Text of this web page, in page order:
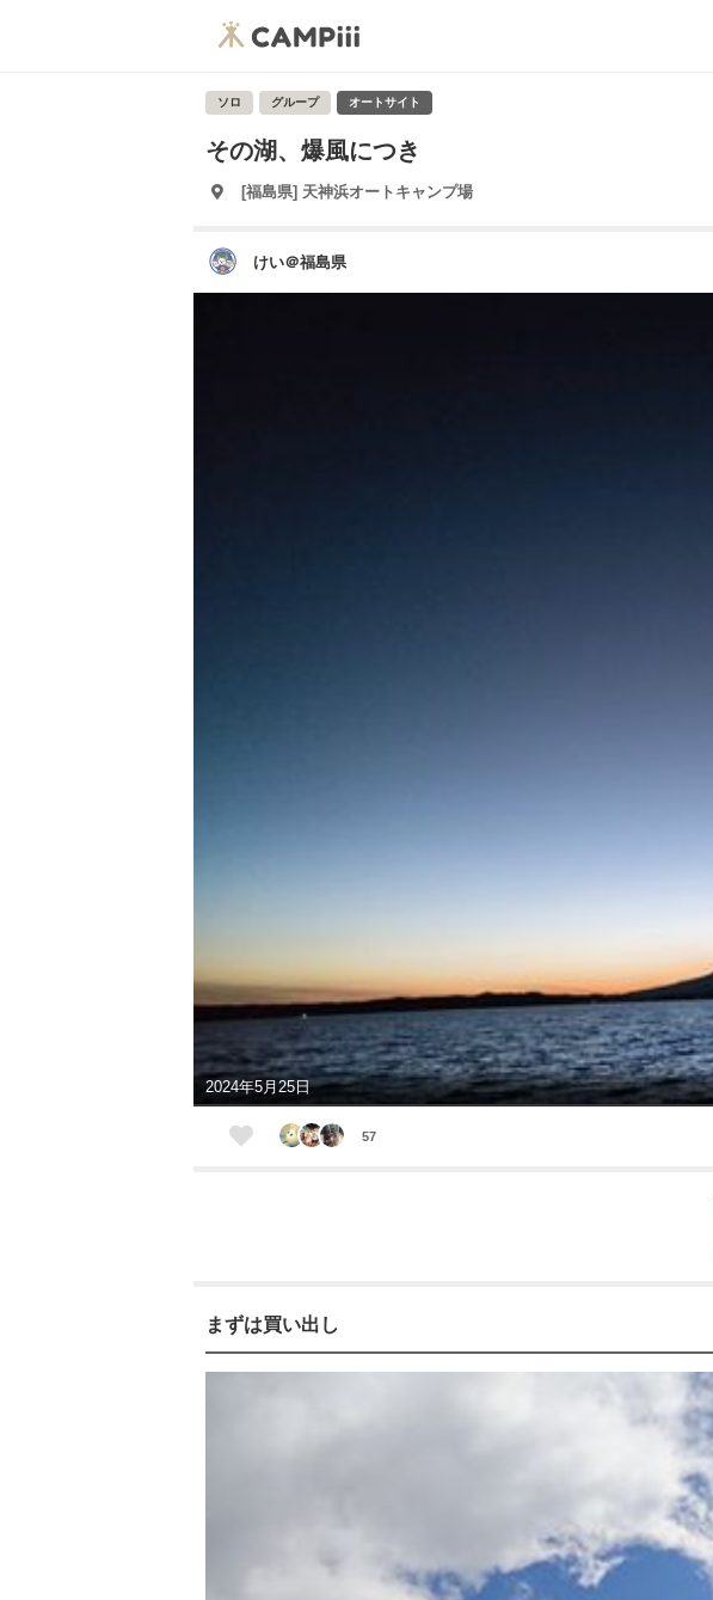
ソロ グループ オートサイト
その湖、爆風につき
[福島県] 天神浜オートキャンプ場
けい＠福島県
2024年5月25日
57
まずは買い出し